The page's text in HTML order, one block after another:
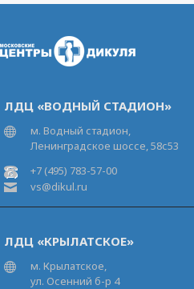
ЛДЦ «ВОДНЫЙ СТАДИОН»
м. Водный стадион,
Ленинградское шоссе, 58с53
+7 (495) 783-57-00
vs@dikul.ru
ЛДЦ «КРЫЛАТСКОЕ»
м. Крылатское,
ул. Осенний б-р 4